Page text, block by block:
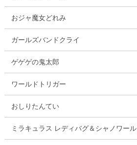
おジャ魔女どれみ
ガールズバンドクライ
ゲゲゲの鬼太郎
ワールドトリガー
おしりたんてい
ミラキュラス レディバグ＆シャノワール